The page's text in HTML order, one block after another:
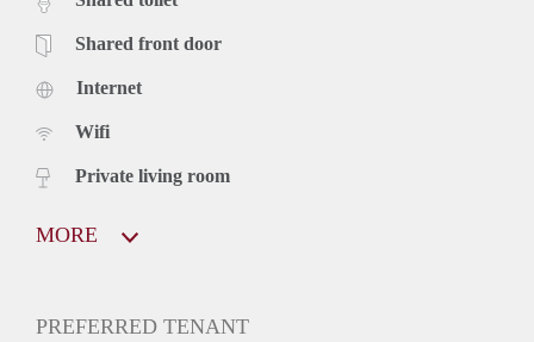
Shared front door
Internet
Wifi
Private living room
MORE
PREFERRED TENANT